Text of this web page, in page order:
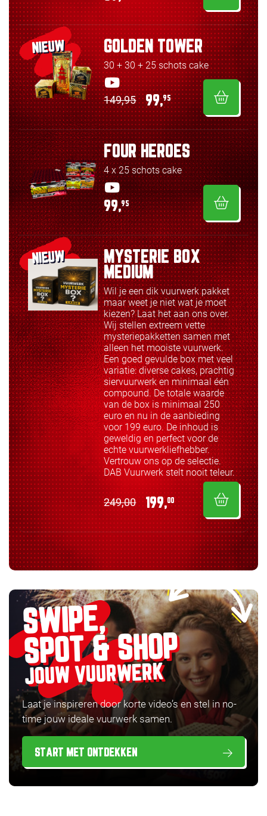
NIEUW GOLDEN TOWER
30 + 30 + 25 schots cake
149,95 99,95
FOUR HEROES
4 x 25 schots cake
99,95
NIEUW
MYSTERIE BOX
MEDIUM
Wil je een dik vuurwerk pakket
maar weet je niet wat je moet
kiezen? Laat het aan ons over.
Wij stellen extreem vette
mysteriepakketten samen met
alleen het mooiste vuurwerk.
Een goed gevulde box met veel
variatie: diverse cakes, prachtig
siervuurwerk en minimaal één
compound. De totale waarde
van de box is minimaal 250
euro en nu in de aanbieding
voor 199 euro. De inhoud is
geweldig en perfect voor de
echte vuurwerkliefhebber.
Vertrouw ons op de selectie.
DAB Vuurwerk stelt nooit teleur.
249,00 199,00
SWIPE,
SPOT & SHOP
JOUW VUURWERK
Laat je inspireren door korte video’s en stel in no-
time jouw ideale vuurwerk samen.
START MET ONTDEKKEN